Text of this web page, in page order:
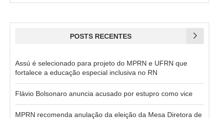
POSTS RECENTES
Assú é selecionado para projeto do MPRN e UFRN que
fortalece a educação especial inclusiva no RN
Flávio Bolsonaro anuncia acusado por estupro como vice
MPRN recomenda anulação da eleição da Mesa Diretora de